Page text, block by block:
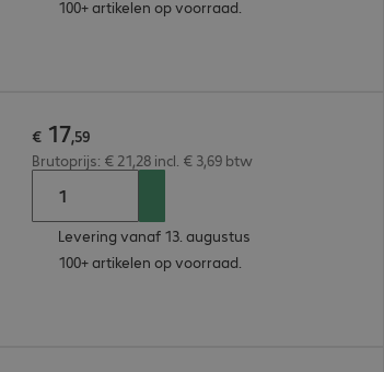
100+ artikelen op voorraad.
€ 17,59
Brutoprijs: € 21,28 incl. € 3,69 btw
Levering vanaf 13. augustus
100+ artikelen op voorraad.